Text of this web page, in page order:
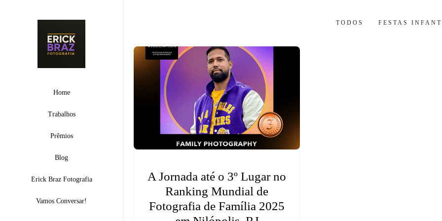
Home
Trabalhos
Prêmios
Blog
Erick Braz Fotografia
Vamos Conversar!
TODOS FESTAS
A Jornada até o 3º Lugar no
Ranking Mundial de
Fotografia de Família 2025